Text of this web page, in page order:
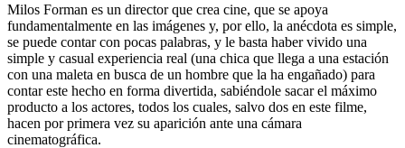
Milos Forman es un director que crea cine, que se apoya
fundamentalmente en las imágenes y, por ello, la anécdota es simple,
se puede contar con pocas palabras, y le basta haber vivido una
simple y casual experiencia real (una chica que llega a una estación
con una maleta en busca de un hombre que la ha engañado) para
contar este hecho en forma divertida, sabiéndole sacar el máximo
producto a los actores, todos los cuales, salvo dos en este filme,
hacen por primera vez su aparición ante una cámara
cinematográfica.